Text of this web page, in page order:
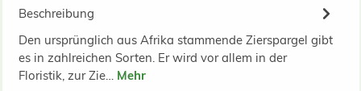
Beschreibung
Den ursprünglich aus Afrika stammende Zierspargel gibt
es in zahlreichen Sorten. Er wird vor allem in der
Floristik, zur Zie… Mehr